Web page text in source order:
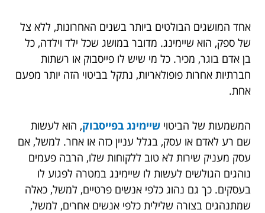
אחד המושגים הבולטים ביותר בשנים האחרונות, ללא צל
של ספק, הוא שיימינג. מדובר במושג שכל ילד וילדה, כל
בן אדם בוגר, מכיר. כל מי שיש לו פייסבוק או רשתות
חברתיות אחרות פופולאריות, נתקל בביטוי הזה יותר מפעם
אחת.
המשמעות של הביטוי שיימינג בפייסבוק, הוא לעשות
שם רע לאדם או עסק, בגלל עניין כזה או אחר. למשל, אם
עסק מעניק שירות לא טוב ללקוחות שלו, הרבה פעמים
נוהגים הגולשים לעשות לו שיימינג במטרה לפגוע לו
בעסקים. כך גם נהוג כלפי אנשים פרטיים, למשל, כאלה
שמתנהגים בצורה שלילית כלפי אנשים אחרים, למשל,